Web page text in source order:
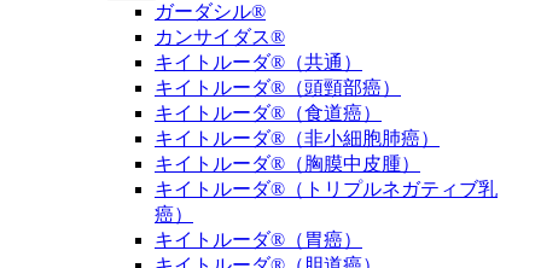
ガーダシル®
カンサイダス®
キイトルーダ®（共通）
キイトルーダ®（頭頸部癌）
キイトルーダ®（食道癌）
キイトルーダ®（非小細胞肺癌）
キイトルーダ®（胸膜中皮腫）
キイトルーダ®（トリプルネガティブ乳
癌）
キイトルーダ®（胃癌）